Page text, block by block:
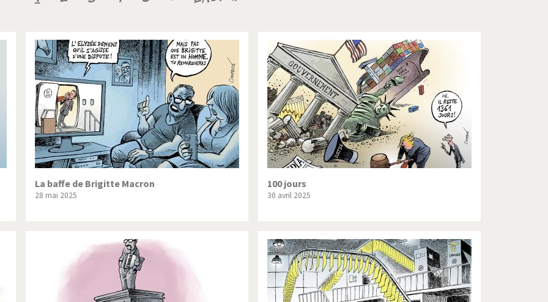
arabe à l'hiver Election présidentielle US Guerre en Syrie
Palestine L'Amérique et les armes L'Iran tremble
du Nord: guerre ou paix? La finance et ses crises La France en marche
Le Best-Of Le boson de Higgs
Bush Les années Obama Les inégalités croissent
suisse en Libye Pakistan incertain
Un monde de foot
La baffe de Brigitte Macron
28 mai 2025
100 jours
30 avril 2025